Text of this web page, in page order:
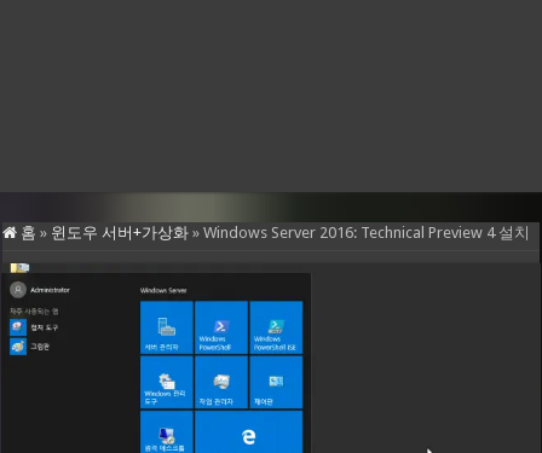
홈 » 윈도우 서버+가상화 » Windows Server 2016: Technical Preview 4 설치